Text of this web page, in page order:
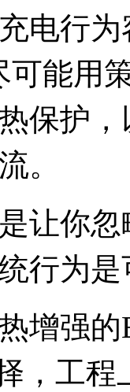
电行
可能
保护
。
让你
行为
增强的
，工